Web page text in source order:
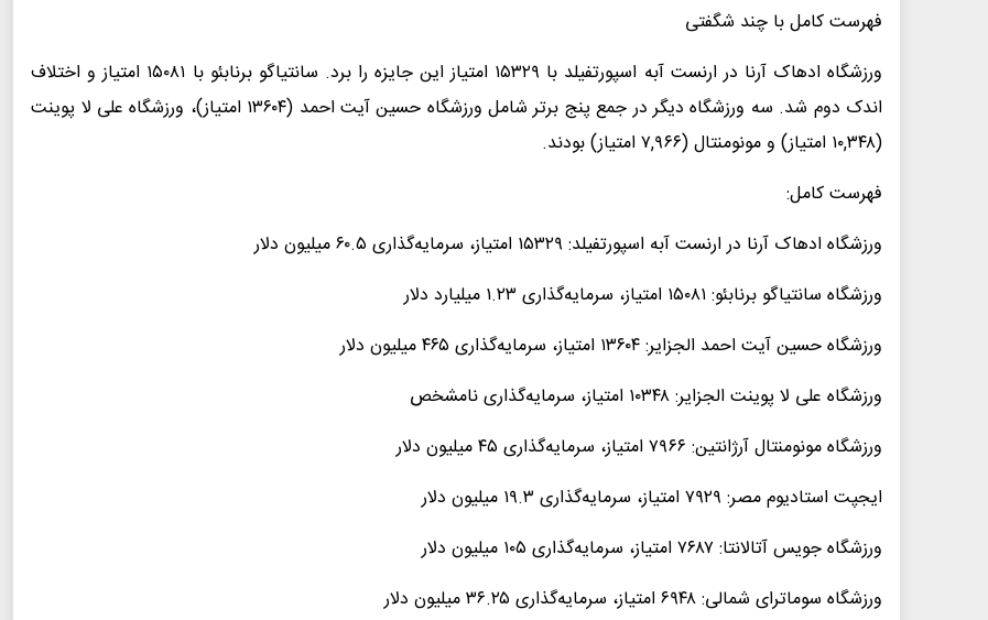
فهرست کامل با چند شگفتی
ورزشگاه ادهاک آرنا در ارنست آبه اسپورتفیلد با ۱۵۳۲۹ امتیاز این جایزه را برد. سانتیاگو برنابئو با ۱۵۰۸۱ امتیاز و اختلاف
اندک دوم شد. سه ورزشگاه دیگر در جمع پنج برتر شامل ورزشگاه حسین آیت احمد (۱۳۶۰۴ امتیاز)، ورزشگاه علی لا پوینت
(۱۰,۳۴۸ امتیاز) و مونومنتال (۷,۹۶۶ امتیاز) بودند.
فهرست کامل:
ورزشگاه ادهاک آرنا در ارنست آبه اسپورتفیلد: ۱۵۳۲۹ امتیاز، سرمایه‌گذاری ۶۰.۵ میلیون دلار
ورزشگاه سانتیاگو برنابئو: ۱۵۰۸۱ امتیاز، سرمایه‌گذاری ۱.۲۳ میلیارد دلار
ورزشگاه حسین آیت احمد الجزایر: ۱۳۶۰۴ امتیاز، سرمایه‌گذاری ۴۶۵ میلیون دلار
ورزشگاه علی لا پوینت الجزایر: ۱۰۳۴۸ امتیاز، سرمایه‌گذاری نامشخص
ورزشگاه مونومنتال آرژانتین: ۷۹۶۶ امتیاز، سرمایه‌گذاری ۴۵ میلیون دلار
ایجپت استادیوم مصر: ۷۹۲۹ امتیاز، سرمایه‌گذاری ۱۹.۳ میلیون دلار
ورزشگاه جویس آتالانتا: ۷۶۸۷ امتیاز، سرمایه‌گذاری ۱۰۵ میلیون دلار
ورزشگاه سوماترای شمالی: ۶۹۴۸ امتیاز، سرمایه‌گذاری ۳۶.۲۵ میلیون دلار